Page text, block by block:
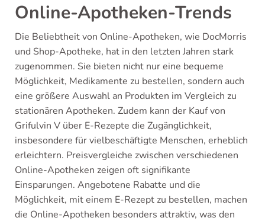
Online-Apotheken-Trends
Die Beliebtheit von Online-Apotheken, wie DocMorris
und Shop-Apotheke, hat in den letzten Jahren stark
zugenommen. Sie bieten nicht nur eine bequeme
Möglichkeit, Medikamente zu bestellen, sondern auch
eine größere Auswahl an Produkten im Vergleich zu
stationären Apotheken. Zudem kann der Kauf von
Grifulvin V über E-Rezepte die Zugänglichkeit,
insbesondere für vielbeschäftigte Menschen, erheblich
erleichtern. Preisvergleiche zwischen verschiedenen
Online-Apotheken zeigen oft signifikante
Einsparungen. Angebotene Rabatte und die
Möglichkeit, mit einem E-Rezept zu bestellen, machen
die Online-Apotheken besonders attraktiv, was den